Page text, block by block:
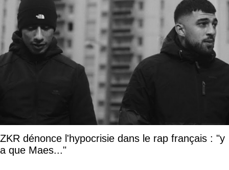
ZKR dénonce l'hypocrisie dans le rap français : "y
a que Maes..."